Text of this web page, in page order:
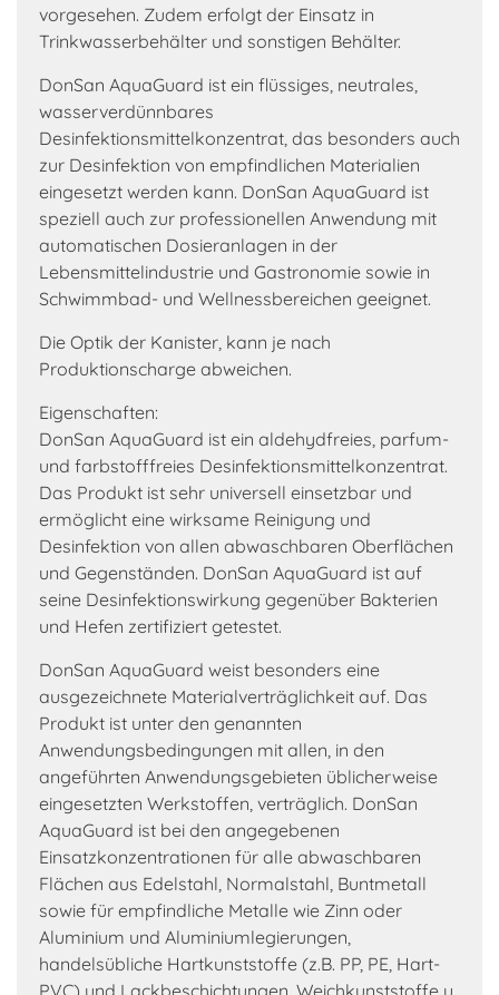
vorgesehen. Zudem erfolgt der Einsatz in
Trinkwasserbehälter und sonstigen Behälter.
DonSan AquaGuard ist ein flüssiges, neutrales,
wasserverdünnbares
Desinfektionsmittelkonzentrat, das besonders auch
zur Desinfektion von empfindlichen Materialien
eingesetzt werden kann. DonSan AquaGuard ist
speziell auch zur professionellen Anwendung mit
automatischen Dosieranlagen in der
Lebensmittelindustrie und Gastronomie sowie in
Schwimmbad- und Wellnessbereichen geeignet.
Die Optik der Kanister, kann je nach
Produktionscharge abweichen.
Eigenschaften:
DonSan AquaGuard ist ein aldehydfreies, parfum-
und farbstofffreies Desinfektionsmittelkonzentrat.
Das Produkt ist sehr universell einsetzbar und
ermöglicht eine wirksame Reinigung und
Desinfektion von allen abwaschbaren Oberflächen
und Gegenständen. DonSan AquaGuard ist auf
seine Desinfektionswirkung gegenüber Bakterien
und Hefen zertifiziert getestet.
DonSan AquaGuard weist besonders eine
ausgezeichnete Materialverträglichkeit auf. Das
Produkt ist unter den genannten
Anwendungsbedingungen mit allen, in den
angeführten Anwendungsgebieten üblicherweise
eingesetzten Werkstoffen, verträglich. DonSan
AquaGuard ist bei den angegebenen
Einsatzkonzentrationen für alle abwaschbaren
Flächen aus Edelstahl, Normalstahl, Buntmetall
sowie für empfindliche Metalle wie Zinn oder
Aluminium und Aluminiumlegierungen,
handelsübliche Hartkunststoffe (z.B. PP, PE, Hart-
PVC) und Lackbeschichtungen, Weichkunststoffe u.